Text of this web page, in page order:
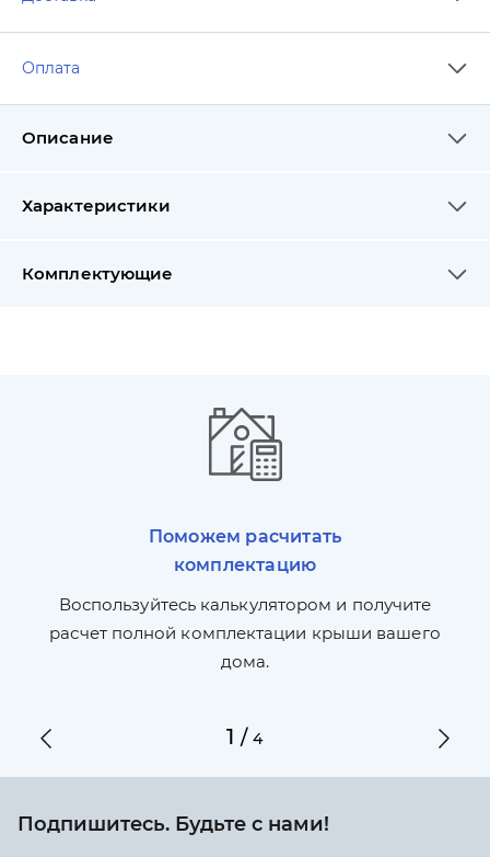
Оплата
Описание
Характеристики
Комплектующие
Поможем расчитать
комплектацию
Воспользуйтесь калькулятором и получите
расчет полной комплектации крыши вашего
дома.
1 /4
Подпишитесь. Будьте с нами!